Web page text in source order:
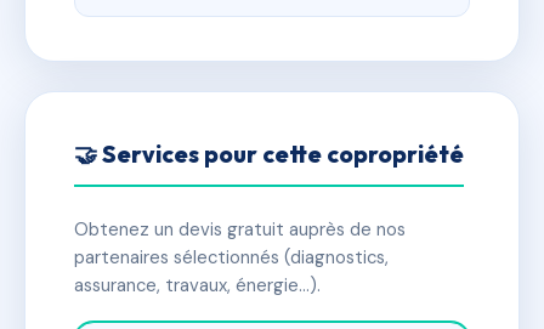
🤝 Services pour cette copropriété
Obtenez un devis gratuit auprès de nos
partenaires sélectionnés (diagnostics,
assurance, travaux, énergie…).